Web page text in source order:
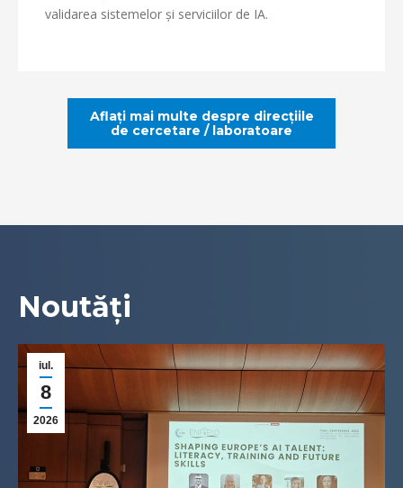
validarea sistemelor și serviciilor de IA.
Aflați mai multe despre direcțiile
de cercetare / laboratoare
Noutăți
iul.
8
2026